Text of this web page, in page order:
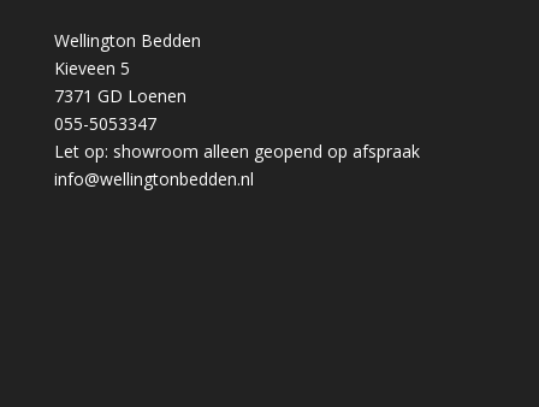
Wellington Bedden
Kieveen 5
7371 GD Loenen
055-5053347
Let op: showroom alleen geopend op afspraak
info@wellingtonbedden.nl